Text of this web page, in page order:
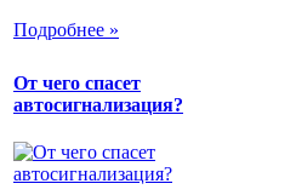
Подробнее »
От чего спасет
автосигнализация?